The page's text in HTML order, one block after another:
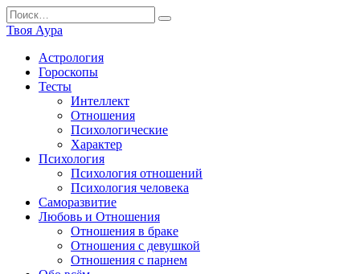
Перейти
к
содержанию
Search
for:
Твоя Аура
Астрология
Гороскопы
Тесты
Интеллект
Отношения
Психологические
Характер
Психология
Психология отношений
Психология человека
Саморазвитие
Любовь и Отношения
Отношения в браке
Отношения с девушкой
Отношения с парнем